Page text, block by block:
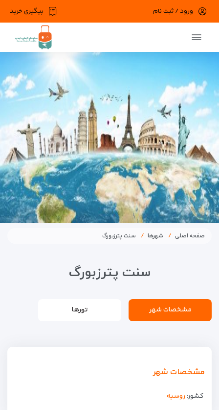
پیگیری خرید ورود / ثبت نام
صفحه اصلی شهرها سنت پترزبورگ
سنت پترزبورگ
مشخصات شهر تورها
مشخصات شهر
کشور:روسیه